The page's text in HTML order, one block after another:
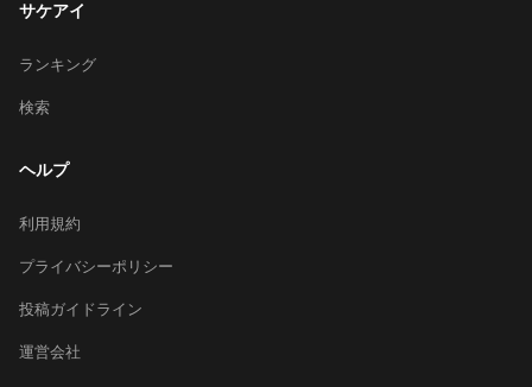
サケアイ
ランキング
検索
ヘルプ
利用規約
プライバシーポリシー
投稿ガイドライン
運営会社